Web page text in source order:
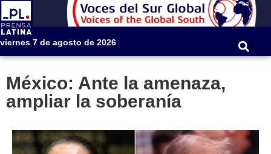
viernes 7 de agosto de 2026
México: Ante la amenaza,
ampliar la soberanía